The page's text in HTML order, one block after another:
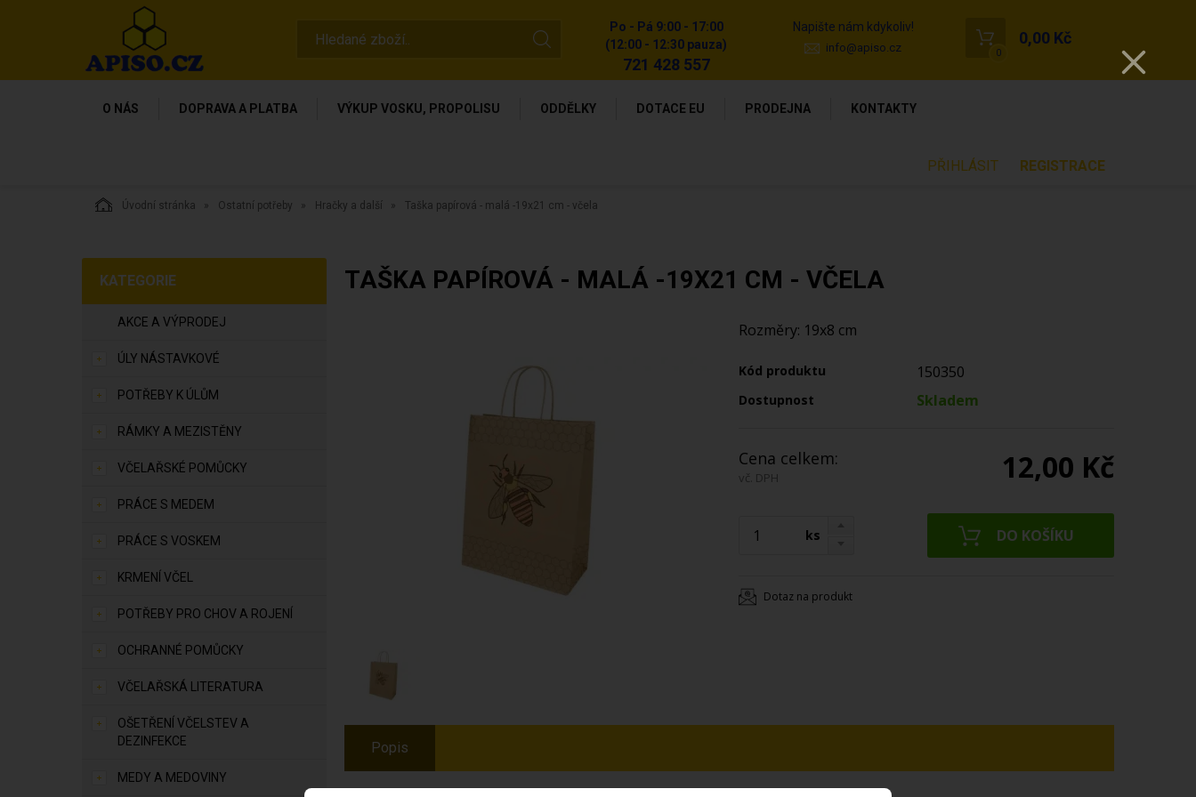
Po - Pá 9:00 - 17:00
(12:00 - 12:30 pauza)
721 428 557
Napište nám kdykoliv!
info@apiso.cz 0
0,00 Kč
O NÁS DOPRAVA A PLATBA VÝKUP VOSKU, PROPOLISU ODDĚLKY DOTACE EU PRODEJNA KONTAKTY
PŘIHLÁSIT REGISTRACE
Úvodní stránka Ostatní potřeby Hračky a další Taška papírová - malá -19x21 cm - včela
KATEGORIE
AKCE A VÝPRODEJ
ÚLY NÁSTAVKOVÉ
POTŘEBY K ÚLŮM
RÁMKY A MEZISTĚNY
VČELAŘSKÉ POMŮCKY
PRÁCE S MEDEM
PRÁCE S VOSKEM
KRMENÍ VČEL
POTŘEBY PRO CHOV A ROJENÍ
OCHRANNÉ POMŮCKY
VČELAŘSKÁ LITERATURA
OŠETŘENÍ VČELSTEV A
DEZINFEKCE
MEDY A MEDOVINY
TAŠKA PAPÍROVÁ - MALÁ -19X21 CM - VČELA
Rozměry: 19x8 cm
Kód produktu 150350
Dostupnost Skladem
Cena celkem:
vč. DPH 12,00 Kč
ks
Dotaz na produkt
Popis